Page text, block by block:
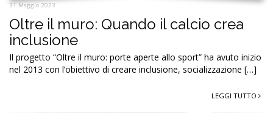
31 Maggio 2023
Oltre il muro: Quando il calcio crea
inclusione
Il progetto “Oltre il muro: porte aperte allo sport” ha avuto inizio
nel 2013 con l’obiettivo di creare inclusione, socializzazione […]
LEGGI TUTTO